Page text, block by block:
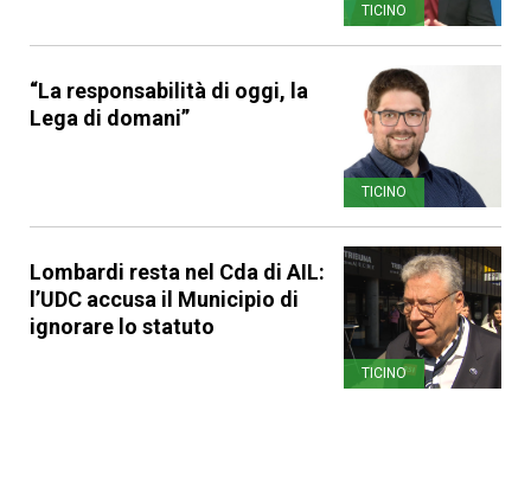
TICINO
“La responsabilità di oggi, la
Lega di domani”
TICINO
Lombardi resta nel Cda di AIL:
l’UDC accusa il Municipio di
ignorare lo statuto
TICINO